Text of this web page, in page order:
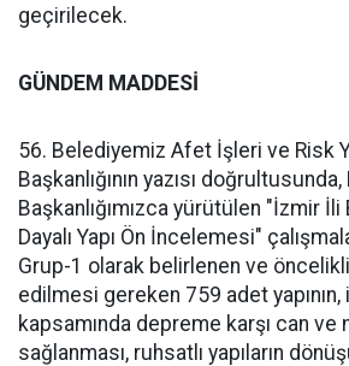
geçirilecek.
GÜNDEM MADDESİ
56. Belediyemiz Afet İşleri ve Risk
Başkanlığının yazısı
Başkanlığımızca yürütülen "İzmir
Dayalı Yapı Ön İncelemesi"
Grup-1 olarak belirlenen ve
edilmesi gereken 759 adet
kapsamında depreme karşı can ve
sağlanması, ruhsatlı yapıların